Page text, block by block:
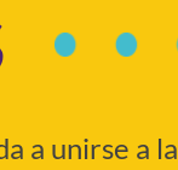
a unirse a la